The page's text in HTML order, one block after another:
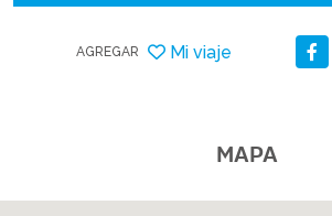
AGREGAR Mi viaje
MAPA